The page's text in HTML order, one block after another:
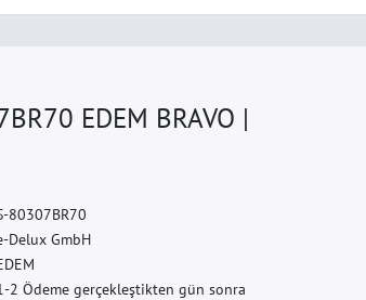
EDEM BRAVO |
-80307BR70
-Delux GmbH
DEM
2 Ödeme gerçekleştikten gün sonra